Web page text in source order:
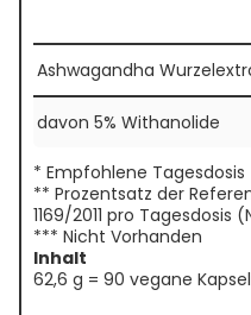
Ashwagandha
davon 5% Withanolide
* Empfohlene Tagesdosis
** Prozentsatz der
1169/2011 pro
*** Nicht Vorhanden
Inhalt
62,6 g = 90 vegane